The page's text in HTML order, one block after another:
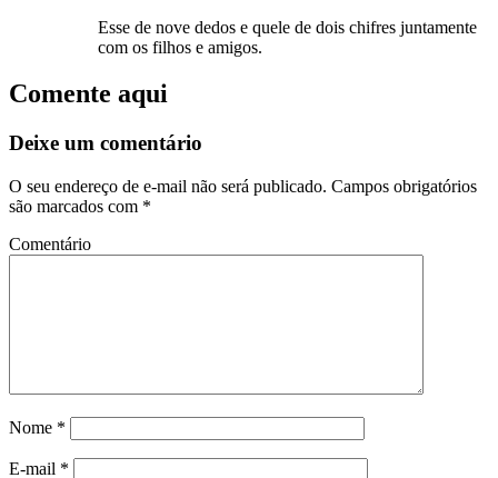
Esse de nove dedos e quele de dois chifres juntamente
com os filhos e amigos.
Comente aqui
Deixe um comentário
O seu endereço de e-mail não será publicado. Campos obrigatórios
são marcados com *
Comentário
Nome *
E-mail *